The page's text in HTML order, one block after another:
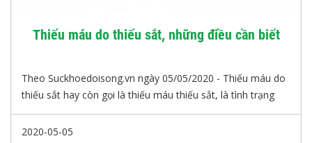
Thiếu máu do thiếu sắt, những điều cần biết
Theo Suckhoedoisong.vn ngày 05/05/2020 - Thiếu máu do
thiếu sắt hay còn gọi là thiếu máu thiếu sắt, là tình trạng
xảy ra khi hồng cầu bị giảm cả về số lượng và chất lượng
do thiếu sắt, cụ thể hơn là cơ thể bị thiếu máu vì không
2020-05-05